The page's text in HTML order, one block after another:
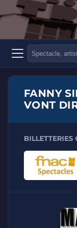
FANNY
VONT
BILLETTERIES